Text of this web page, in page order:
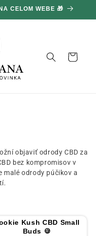
100 € NÁKUPU 🔥
Košík
objaviť odrody CBD za
bez kompromisov v
malé odrody púčikov a
Kush CBD Small
Buds 🍪